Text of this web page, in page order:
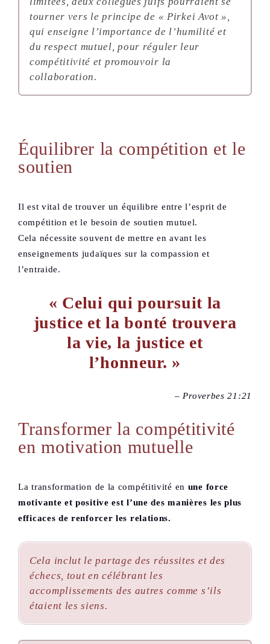
tourner vers le principe de « Pirkei Avot »,
qui enseigne l’importance de l’humilité et
du respect mutuel, pour réguler leur
compétitivité et promouvoir la
collaboration.
Équilibrer la compétition et le
soutien
Il est vital de trouver un équilibre entre l’esprit de
compétition et le besoin de soutien mutuel.
Cela nécessite souvent de mettre en avant les
enseignements judaïques sur la compassion et
l’entraide.
« Celui qui poursuit la
justice et la bonté trouvera
la vie, la justice et
l’honneur. »
– Proverbes 21:21
Transformer la compétitivité
en motivation mutuelle
La transformation de la compétitivité en une force
motivante et positive est l’une des manières les plus
efficaces de renforcer les relations.
Cela inclut le partage des réussites et des
échecs, tout en célébrant les
accomplissements des autres comme s’ils
étaient les siens.